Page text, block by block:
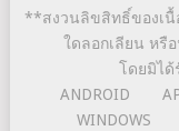
**สงวนลิขสิทธิ์ของเนื้
ใดลอกเลียน หรื
โดยมิไ
ANDROID
WINDOWS